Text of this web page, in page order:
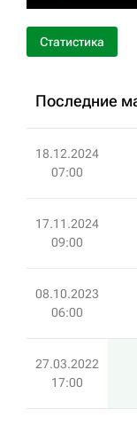
Статистика
Последние
18.12.2024
07:00
17.11.2024
09:00
08.10.2023
06:00
27.03.2022
17:00